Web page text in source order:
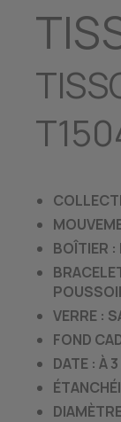
BOÎTIER :
VERRE :
FOND
DATE : À